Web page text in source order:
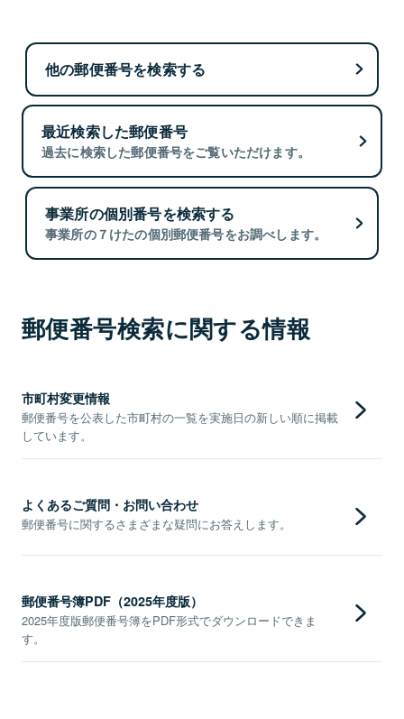
他の郵便番号を検索する
最近検索した郵便番号
過去に検索した郵便番号をご覧いただけます。
事業所の個別番号を検索する
事業所の７けたの個別郵便番号をお調べします。
郵便番号検索に関する情報
市町村変更情報
郵便番号を公表した市町村の一覧を実施日の新しい順に掲載
しています。
よくあるご質問・お問い合わせ
郵便番号に関するさまざまな疑問にお答えします。
郵便番号簿PDF（2025年度版）
2025年度版郵便番号簿をPDF形式でダウンロードできま
す。